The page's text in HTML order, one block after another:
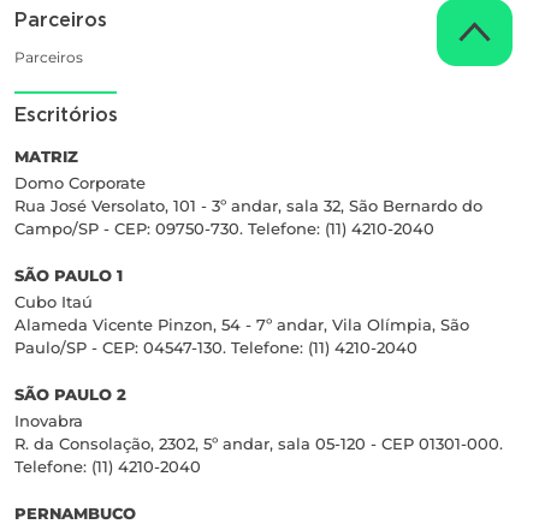
Parceiros
Parceiros
Escritórios
MATRIZ
Domo Corporate
Rua José Versolato, 101 - 3º andar, sala 32, São Bernardo do
Campo/SP - CEP: 09750-730. Telefone: (11) 4210-2040
SÃO PAULO 1
Cubo Itaú
Alameda Vicente Pinzon, 54 - 7º andar, Vila Olímpia, São
Paulo/SP - CEP: 04547-130. Telefone: (11) 4210-2040
SÃO PAULO 2
Inovabra
R. da Consolação, 2302, 5º andar, sala 05-120 - CEP 01301-000.
Telefone: (11) 4210-2040
PERNAMBUCO